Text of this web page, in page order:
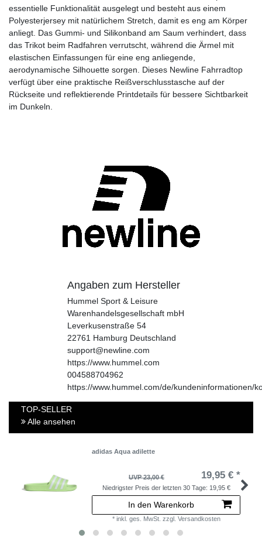
essentielle Funktionalität ausgelegt und besteht aus einem
Polyesterjersey mit natürlichem Stretch, damit es eng am Körper
anliegt. Das Gummi- und Silikonband am Saum verhindert, dass
das Trikot beim Radfahren verrutscht, während die Ärmel mit
elastischen Einfassungen für eine eng anliegende,
aerodynamische Silhouette sorgen. Dieses Newline Fahrradtop
verfügt über eine praktische Reißverschlusstasche auf der
Rückseite und reflektierende Printdetails für bessere Sichtbarkeit
im Dunkeln.
Angaben zum Hersteller
Hummel Sport & Leisure
Warenhandelsgesellschaft mbH
Leverkusenstraße 54
22761 Hamburg Deutschland
support@newline.com
https://www.hummel.com
004588704962
https://www.hummel.com/de/kundeninformationen/
TOP-SELLER
Alle ansehen
adidas Aqua adilette
UVP 23,00 € 19,95 € *
Niedrigster Preis der letzten 30 Tage: 19,95 €
In den Warenkorb
* inkl. ges. MwSt. zzgl. Versandkosten